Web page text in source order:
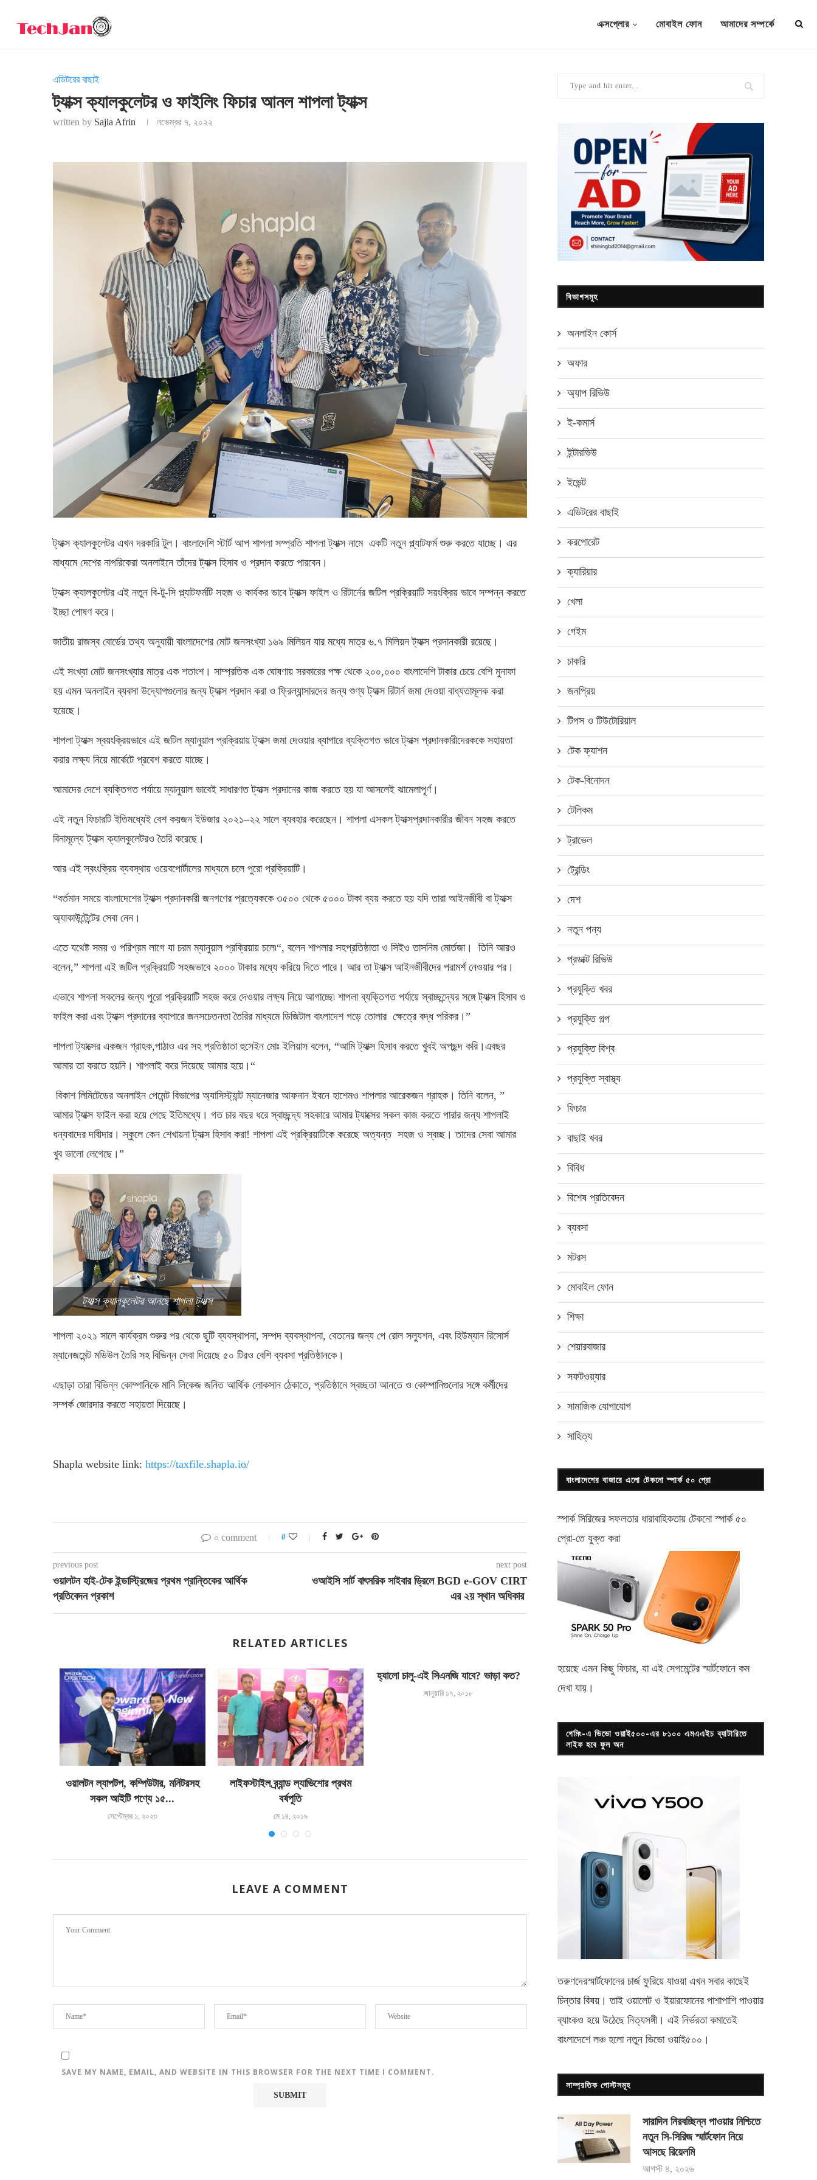
এক্সপ্লোর মোবাইল ফোন আমাদের সম্পর্কে
এডিটরের বাছাই
ট্যাক্স ক্যালকুলেটর ও ফাইলিং ফিচার আনল শাপলা ট্যাক্স
written by Sajia Afrin নভেম্বর ৭, ২০২২
ট্যাক্স ক্যালকুলেটর এখন দরকারি টুল। বাংলাদেশি স্টার্ট আপ শাপলা সম্প্রতি শাপলা ট্যাক্স নামে একটি নতুন প্ল্যাটফর্ম শুরু করতে যাচ্ছে। এর
মাধ্যমে দেশের নাগরিকেরা অনলাইনে তাঁদের ট্যাক্স হিসাব ও প্রদান করতে পারবেন।
ট্যাক্স ক্যালকুলেটর এই নতুন বি-টু-সি প্ল্যাটফর্মটি সহজ ও কার্যকর ভাবে ট্যাক্স ফাইল ও রিটার্নের জটিল প্রক্রিয়াটি সয়ংক্রিয় ভাবে সম্পন্ন করতে
ইচ্ছা পোষণ করে।
জাতীয় রাজস্ব বোর্ডের তথ্য অনুযায়ী বাংলাদেশের মোট জনসংখ্যা ১৬৯ মিলিয়ন যার মধ্যে মাত্র ৬.৭ মিলিয়ন ট্যাক্স প্রদানকারী রয়েছে।
এই সংখ্যা মোট জনসংখ্যার মাত্র এক শতাংশ। সাম্প্রতিক এক ঘোষণায় সরকারের পক্ষ থেকে ২০০,০০০ বাংলাদেশি টাকার চেয়ে বেশি মুনাফা
হয় এমন অনলাইন ব্যবসা উদ্যোগগুলোর জন্য ট্যাক্স প্রদান করা ও ফ্রিল্যান্সারদের জন্য শুণ্য ট্যাক্স রিটার্ন জমা দেওয়া বাধ্যতামূলক করা
হয়েছে।
শাপলা ট্যাক্স স্বয়ংক্রিয়ভাবে এই জটিল ম্যানুয়াল প্রক্রিয়ায় ট্যাক্স জমা দেওয়ার ব্যাপারে ব্যক্তিগত ভাবে ট্যাক্স প্রদানকারীদেরককে সহায়তা
করার লক্ষ্য নিয়ে মার্কেটে প্রবেশ করতে যাচ্ছে।
আমাদের দেশে ব্যক্তিগত পর্যায়ে ম্যানুয়াল ভাবেই সাধারণত ট্যাক্স প্রদানের কাজ করতে হয় যা আসলেই ঝামেলাপূর্ণ।
এই নতুন ফিচারটি ইতিমধ্যেই বেশ কয়জন ইউজার ২০২১–২২ সালে ব্যবহার করেছেন। শাপলা এসকল ট্যাক্সপ্রদানকারীর জীবন সহজ করতে
বিনামূল্যে ট্যাক্স ক্যালকুলেটরও তৈরি করেছে।
আর এই স্বংংক্রিয় ব্যবস্থায় ওয়েবপোর্টালের মাধ্যমে চলে পুরো প্রক্রিয়াটি।
“বর্তমান সময়ে বাংলাদেশের ট্যাক্স প্রদানকারী জনগণের প্রত্যেককে ৩৫০০ থেকে ৫০০০ টাকা ব্যয় করতে হয় যদি তারা আইনজীবী বা ট্যাক্স
অ্যাকাউন্টেন্টের সেবা নেন।
এতে যথেষ্ট সময় ও পরিশ্রম লাগে যা চরম ম্যানুয়াল প্রক্রিয়ায় চলে৷“, বলেন শাপলার সহপ্রতিষ্ঠাতা ও সিইও তাসনিম মোর্তজা। তিনি আরও
বলেন,” শাপলা এই জটিল প্রক্রিয়াটি সহজভাবে ২০০০ টাকার মধ্যে করিয়ে দিতে পারে। আর তা ট্যাক্স আইনজীবীদের পরামর্শ নেওয়ার পর।
এভাবে শাপলা সকলের জন্য পুরো প্রক্রিয়াটি সহজ করে দেওয়ার লক্ষ্য নিয়ে আগাচ্ছে৷ শাপলা ব্যক্তিগত পর্যায়ে স্বাচ্ছন্দ্যের সঙ্গে ট্যাক্স হিসাব ও
ফাইল করা এবং ট্যাক্স প্রদানের ব্যাপারে জনসচেতনতা তৈরির মাধ্যমে ডিজিটাল বাংলাদেশ গড়ে তোলার ক্ষেত্রে বদ্ধ পরিকর। ”
শাপলা ট্যাক্সের একজন গ্রাহক,পাঠাও এর সহ প্রতিষ্ঠাতা হুসেইন মোঃ ইলিয়াস বলেন, “আমি ট্যাক্স হিসাব করতে খুবই অপছন্দ করি।এবছর
আমার তা করতে হয়নি। শাপলাই করে দিয়েছে আমার হয়ে। “
বিকাশ লিমিটেডের অনলাইন পেমেন্ট বিভাগের অ্যাসিস্ট্যান্ট ম্যানেজার আফনান ইবনে হাশেমও শাপলার আরেকজন গ্রাহক। তিনি বলেন, ”
আমার ট্যাক্স ফাইল করা হয়ে গেছে ইতিমধ্যে। গত চার বছর ধরে স্বাচ্ছন্দ্য সহকারে আমার ট্যাক্সের সকল কাজ করতে পারার জন্য শাপলাই
ধন্যবাদের দাবীদার। স্কুলে কেন শেখায়না ট্যাক্স হিসাব করা! শাপলা এই প্রক্রিয়াটিকে করেছে অত্যন্ত সহজ ও স্বচ্ছ। তাদের সেবা আমার
খুব ভালো লেগেছে। ”
ট্যাক্স ক্যালকুলেটর আনছে শাপলা ট্যাক্স
শাপলা ২০২১ সালে কার্যক্রম শুরুর পর থেকে ছুটি ব্যবস্থাপনা, সম্পদ ব্যবস্থাপনা, বেতনের জন্য পে রোল সল্যুশন, এবং হিউম্যান রিসোর্স
ম্যানেজমেন্ট মডিউল তৈরি সহ বিভিন্ন সেবা দিয়েছে ৫০ টিরও বেশি ব্যবসা প্রতিষ্ঠানকে।
এছাড়া তারা বিভিন্ন কোম্পানিকে মানি লিকেজ জনিত আর্থিক লোকসান ঠেকাতে, প্রতিষ্ঠানে স্বচ্ছতা আনতে ও কোম্পানিগুলোর সঙ্গে কর্মীদের
সম্পর্ক জোরদার করতে সহায়তা দিয়েছে।
Shapla website link: https://taxfile.shapla.io/
০ comment 0
previous post
ওয়ালটন হাই-টেক ইন্ডাস্ট্রিজের প্রথম প্রান্তিকের আর্থিক
প্রতিবেদন প্রকাশ
next post
ওআইসি সার্ট বাৎসরিক সাইবার ড্রিলে BGD e-GOV CIRT
এর ২য় স্থান অধিকার
RELATED ARTICLES
ওয়ালটন ল্যাপটপ, কম্পিউটার, মনিটরসহ
সকল আইটি পণ্যে ১৫...
সেপ্টেম্বর ১, ২০২৩
লাইফস্টাইল ব্র্যান্ড ল্যাভিশোর প্রথম
বর্ষপূতি
মে ১৪, ২০১৯
হ্যালো চালু-এই সিএনজি যাবে? ভাড়া কত?
জানুয়ারি ১৭, ২০১৮
গেল...
ফ্রি সরকারি প্রশিক্ষণ পাবেন, আবার
LEAVE A COMMENT
SAVE MY NAME, EMAIL, AND WEBSITE IN THIS BROWSER FOR THE NEXT TIME I COMMENT.
বিভাগসমূহ
অনলাইন কোর্স
অফার
অ্যাপ রিভিউ
ই-কমার্স
ইন্টারভিউ
ইভেন্ট
এডিটরের বাছাই
করপোরেট
ক্যারিয়ার
খেলা
গেইম
চাকরি
জনপ্রিয়
টিপস ও টিউটোরিয়াল
টেক ফ্যাশন
টেক-বিনোদন
টেলিকম
ট্রাভেল
ট্রেন্ডিং
দেশ
নতুন পন্য
প্রডাক্ট রিভিউ
প্রযুক্তি খবর
প্রযুক্তি গল্প
প্রযুক্তি বিশ্ব
প্রযুক্তি স্বাস্থ্য
ফিচার
বাছাই খবর
বিবিধ
বিশেষ প্রতিবেদন
ব্যবসা
মটরস
মোবাইল ফোন
শিক্ষা
শেয়ারবাজার
সফটওয়্যার
সামাজিক যোগাযোগ
সাহিত্য
বাংলাদেশের বাজারে এলো টেকনো স্পার্ক ৫০ প্রো
স্পার্ক সিরিজের সফলতার ধারাবাহিকতায় টেকনোস্পার্ক ৫০
প্রো-তে যুক্ত করা
হয়েছে এমন কিছু ফিচার, যা এই সেগমেন্টের স্মার্টফোনে কম
দেখা যায়।
গেমিং-এ ভিভো ওয়াই৫০০-এর ৮১০০ এমএএইচ ব্যাটারিতে
লাইফ হবে ফুল অন
তরুণদেরস্মার্টফোনের চার্জ ফুরিয়ে যাওয়া এখন সবার কাছেই
চিন্তার বিষয়। তাই ওয়ালেট ও ইয়ারফোনের পাশাপাশি পাওয়ার
ব্যাংকও হয়ে উঠেছে নিত্যসঙ্গী। এই নির্ভরতা কমাতেই
বাংলাদেশে লঞ্চ হলো নতুন ভিভো ওয়াই৫০০ ।
সাম্প্রতিক পোস্টসমূহ
সারাদিন নিরবচ্ছিন্ন পাওয়ার নিশ্চিতে
নতুন সি-সিরিজ স্মার্টফোন নিয়ে
আসছে রিয়েলমি
আগস্ট ৪, ২০২৬